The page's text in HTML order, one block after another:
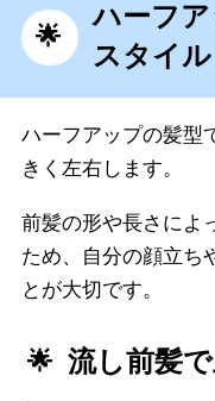
ハーフ
スタイル
ハーフアップの髪型
きく左右します。
前髪の形や長さによ
ため、自分の顔立ち
とが大切です。
流し前髪